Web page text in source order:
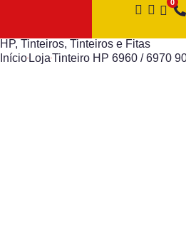
HP, Tinteiros, Tinteiros e Fitas
Início LojaTinteiro HP 6960 / 6970